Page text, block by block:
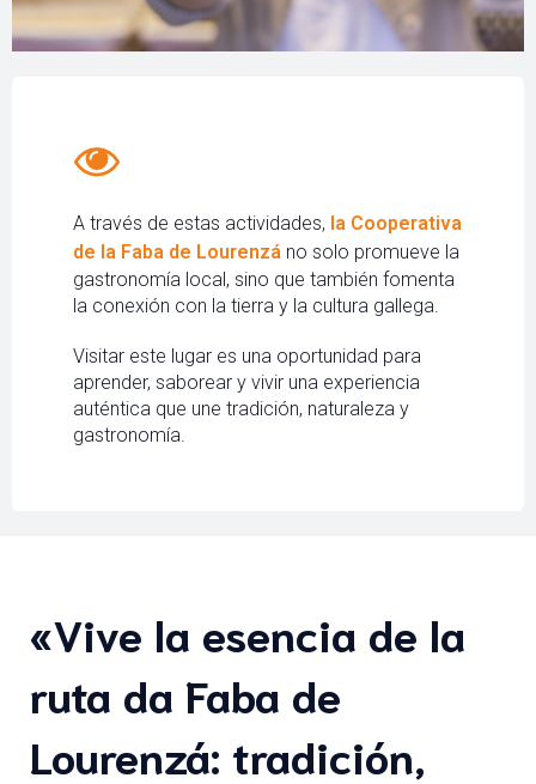
A través de estas actividades, la Cooperativa
de la Faba de Lourenzá no solo promueve la
gastronomía local, sino que también fomenta
la conexión con la tierra y la cultura gallega.
Visitar este lugar es una oportunidad para
aprender, saborear y vivir una experiencia
auténtica que une tradición, naturaleza y
gastronomía.
«Vive la esencia de la
ruta da Faba de
Lourenzá: tradición,